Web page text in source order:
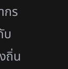
กร
บ
ถิ่น